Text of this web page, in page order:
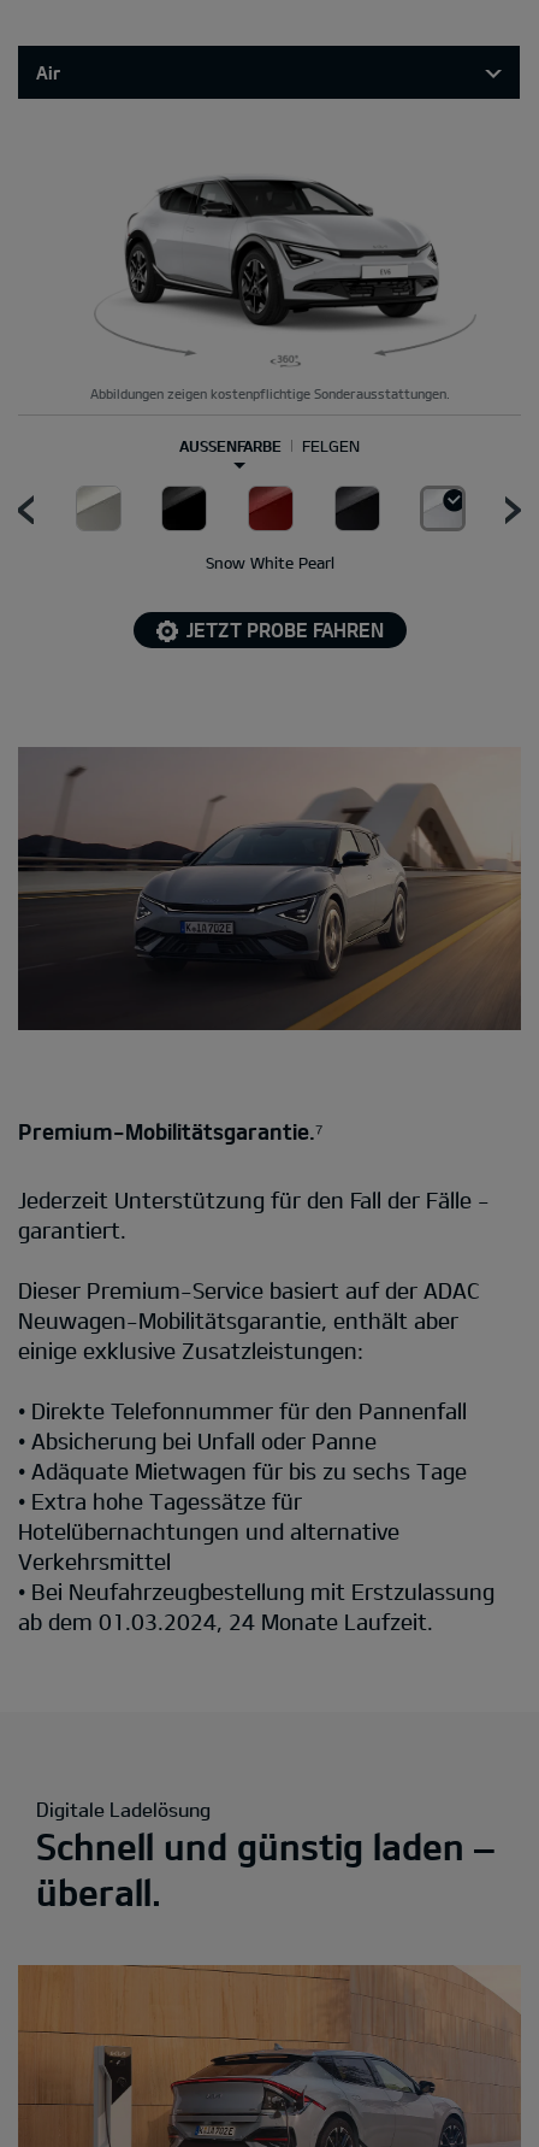
Air
Abbildungen zeigen kostenpflichtige Sonderausstattungen.
AUSSENFARBE FELGEN
Snow White Pearl
JETZT PROBE FAHREN
Premium-Mobilitätsgarantie.⁷
Jederzeit Unterstützung für den Fall der Fälle -
garantiert.
Dieser Premium-Service basiert auf der ADAC
Neuwagen-Mobilitätsgarantie, enthält aber
einige exklusive Zusatzleistungen:
• Direkte Telefonnummer für den Pannenfall
• Absicherung bei Unfall oder Panne
• Adäquate Mietwagen für bis zu sechs Tage
• Extra hohe Tagessätze für
Hotelübernachtungen und alternative
Verkehrsmittel
• Bei Neufahrzeugbestellung mit Erstzulassung
ab dem 01.03.2024, 24 Monate Laufzeit.
Digitale Ladelösung
Schnell und günstig laden –
überall.